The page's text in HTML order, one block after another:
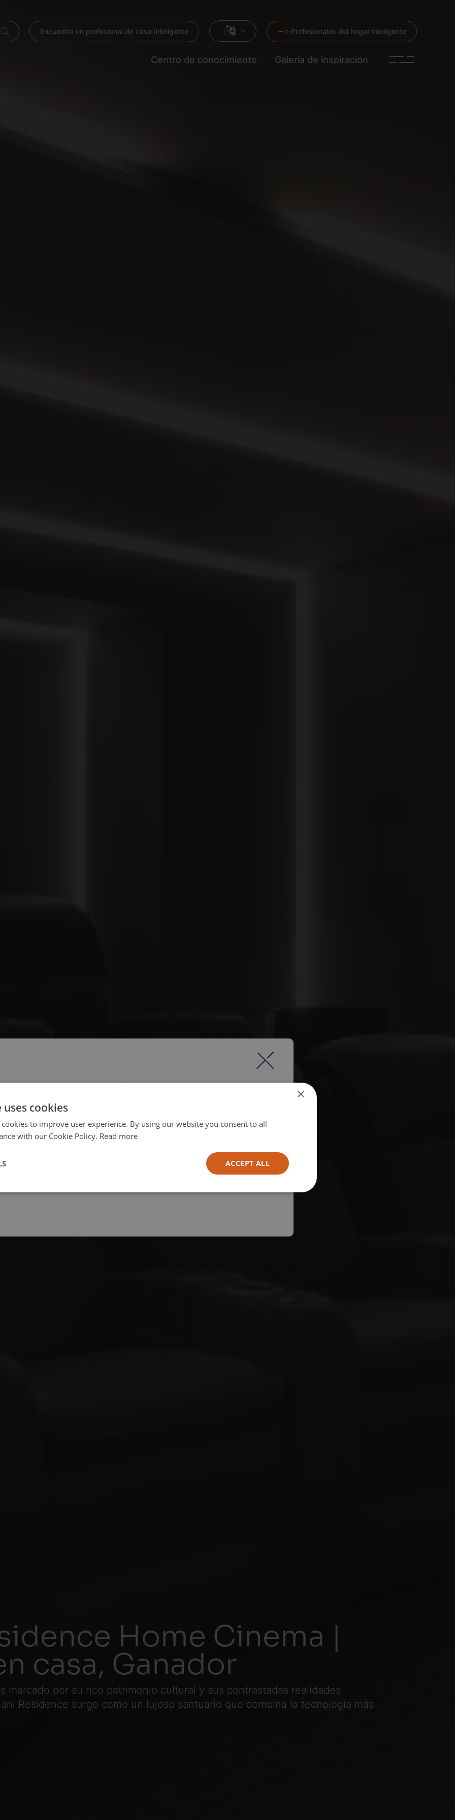
Encuentra un profesional de casa inteligente Profesionales del hogar inteligente
Centro de conocimiento Galería de inspiración
Home Cinema |
casa, Ganador
marcado por su rico patrimonio cultural y sus contrastadas realidades
Residence surge como un lujoso santuario que combina la tecnología más
your region/language ×
cookies
to improve user experience. By using our website you consent to all
with our Cookie Policy. Read more
ACCEPT ALL